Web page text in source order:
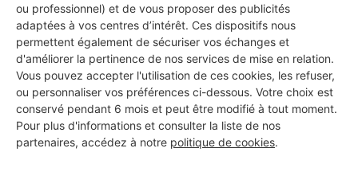
ou professionnel) et de vous proposer des publicités
adaptées à vos centres d’intérêt. Ces dispositifs nous
permettent également de sécuriser vos échanges et
d'améliorer la pertinence de nos services de mise en relation.
Vous pouvez accepter l'utilisation de ces cookies, les refuser,
ou personnaliser vos préférences ci-dessous. Votre choix est
conservé pendant 6 mois et peut être modifié à tout moment.
Pour plus d'informations et consulter la liste de nos
partenaires, accédez à notre politique de cookies.
DEMANDER UN DEVIS